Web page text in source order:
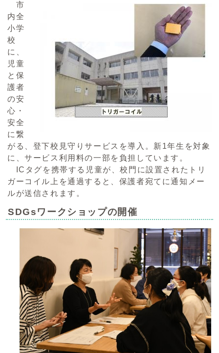
市
内全
小学
校
に、
児童
と保
護者
の安
心・
安全
に繋
がる、登下校見守りサービスを導入。新1年生を対象
に、サービス利用料の一部を負担しています。
ICタグを携帯する児童が、校門に設置されたトリ
ガーコイル上を通過すると、保護者宛てに通知メー
ルが送信されます。
SDGsワークショップの開催